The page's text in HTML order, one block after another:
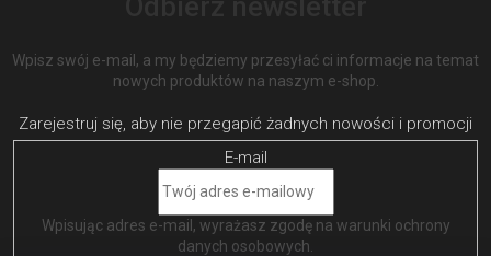
Wpisz swój e-mail, a my będziemy przesyłać ci informacje na temat
nowych produktów na naszym e-shop.
E-mail
Wpisując adres e-mail, wyrażasz zgodę na warunki ochrony
danych osobowych